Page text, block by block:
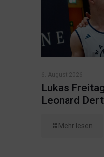
6. August 2026
Lukas
Leonard
Mehr lesen